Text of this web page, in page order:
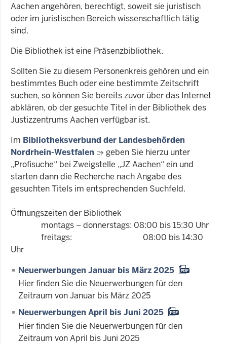
Aachen angehören, berechtigt, soweit sie juristisch
oder im juristischen Bereich wissenschaftlich tätig
sind.
Die Bibliothek ist eine Präsenzbibliothek.
Sollten Sie zu diesem Personenkreis gehören und ein
bestimmtes Buch oder eine bestimmte Zeitschrift
suchen, so können Sie bereits zuvor über das Internet
abklären, ob der gesuchte Titel in der Bibliothek des
Justizzentrums Aachen verfügbar ist.
Im Bibliotheksverbund der Landesbehörden
Nordrhein-Westfalen
geben Sie hierzu unter
„Profisuche“ bei Zweigstelle „JZ Aachen“ ein und
starten dann die Recherche nach Angabe des
gesuchten Titels im entsprechenden Suchfeld.
Öffnungszeiten der Bibliothek
montags – donnerstags: 08:00 bis 15:30 Uhr
freitags: 08:00 bis 14:30
Uhr
Neuerwerbungen Januar bis März 2025
Hier finden Sie die Neuerwerbungen für den
Zeitraum von Januar bis März 2025
Neuerwerbungen April bis Juni 2025
Hier finden Sie die Neuerwerbungen für den
Zeitraum von April bis Juni 2025